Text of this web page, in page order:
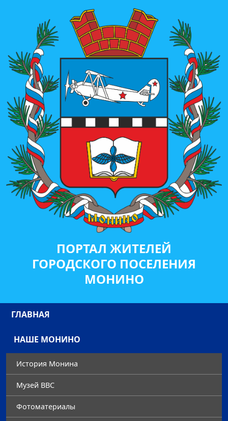
ПОРТАЛ ЖИТЕЛЕЙ
ГОРОДСКОГО ПОСЕЛЕНИЯ
МОНИНО
ГЛАВНАЯ
НАШЕ МОНИНО
История Монина
Музей ВВС
Фотоматериалы